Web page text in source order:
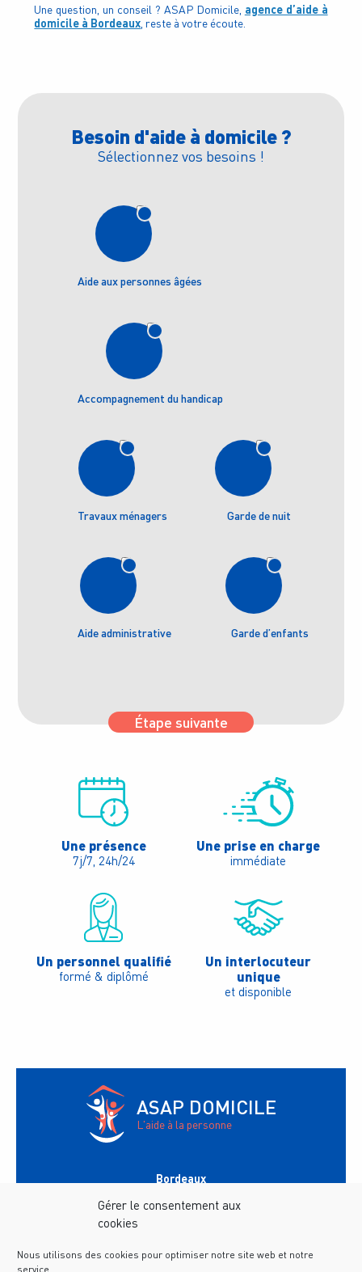
Gérer le consentement aux
cookies
Nous utilisons des cookies pour optimiser notre site web et notre
service.
Une question, un conseil ? ASAP Domicile, agence d’aide à
domicile à Bordeaux , reste à votre écoute.
Besoin d'aide à domicile ?
Sélectionnez vos besoins !
Aide aux personnes âgées
Accompagnement du handicap
Travaux ménagers Garde de nuit
Aide administrative Garde d’enfants
Étape suivante
Une présence
7j/7, 24h/24
Une prise en charge
immédiate
Un personnel qualifié
formé & diplômé
Un interlocuteur
unique
et disponible
ASAP DOMICILE
L'aide à la personne
Bordeaux
33200Bordeaux
Horaires :
Saint-Médard-en-Jalles